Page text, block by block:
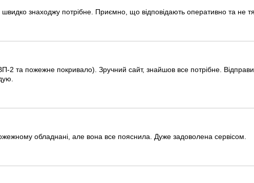
знаходжу потрібне. Приємно, що відповідають оперативно та не
2 та пожежне покривало). Зручний сайт, знайшов все потрібне.
обладнані, але вона все пояснила. Дуже задоволена сервісом.